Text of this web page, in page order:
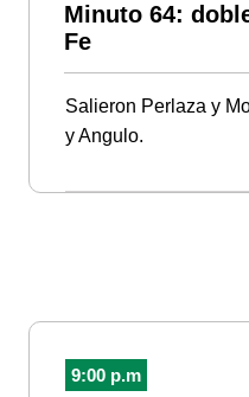
Minuto 64:
Fe
Salieron Perlaza y
y Angulo.
9:00 p.m